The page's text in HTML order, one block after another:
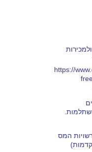
השתלמות.
המס